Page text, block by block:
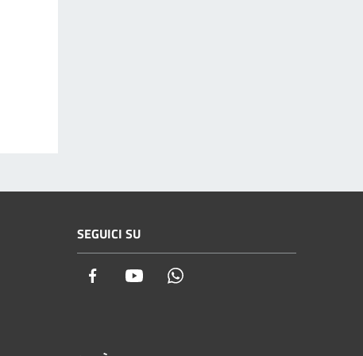
SEGUICI SU
Facebook Youtube